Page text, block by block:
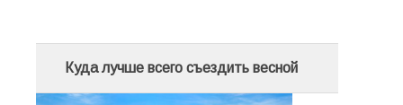
Куда лучше всего съездить весной